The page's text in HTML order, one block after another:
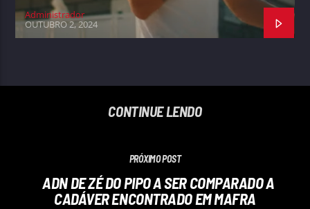
Administrador
OUTUBRO 2, 2024
CONTINUE LENDO
PRÓXIMO POST
ADN DE ZÉ DO PIPO A SER COMPARADO A
CADÁVER ENCONTRADO EM MAFRA